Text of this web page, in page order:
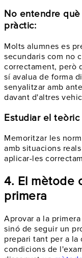
No entendre
pràctic:
Molts alumnes es
secundaris com no
correctament, però
sí avalua de forma
senyalitzar amb
davant d'altres
Estudiar el
Memoritzar les
amb situacions
aplicar-les
4. El mètode
primera
Aprovar a la
sinó de seguir un
prepari tant per a la
condicions de